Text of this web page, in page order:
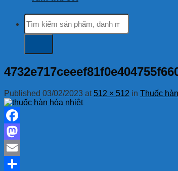
Tìm
kiếm:
Published 03/02/2023 at512 × 512 in Thuốc
Facebook
Mastodon
Email